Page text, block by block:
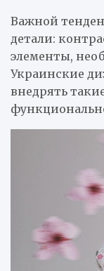
Важной
детали:
элементы,
Украинские
внедрять